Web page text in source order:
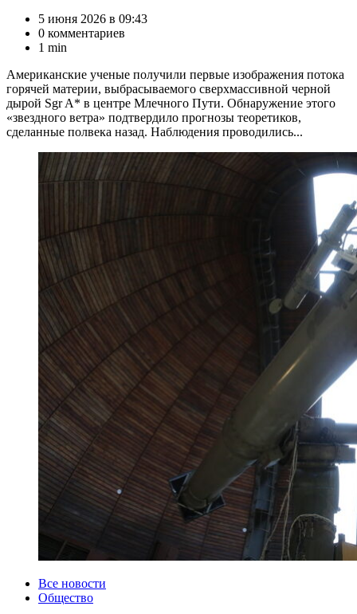
5 июня 2026 в 09:43
0 комментариев
1 min
Американские ученые получили первые изображения потока
горячей материи, выбрасываемого сверхмассивной черной
дырой Sgr A* в центре Млечного Пути. Обнаружение этого
«звездного ветра» подтвердило прогнозы теоретиков,
сделанные полвека назад. Наблюдения проводились...
КатегорииВсе новости
Общество